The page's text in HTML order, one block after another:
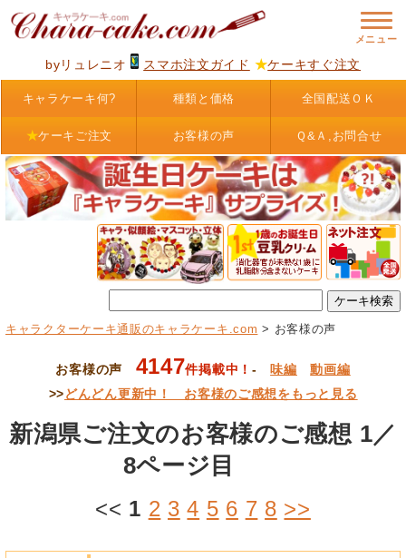
byリュレニオ スマホ注文ガイド ★ケーキすぐ注文
キャラケーキ何? 種類と価格 全国配送ＯＫ
★ケーキご注文 お客様の声 Ｑ&Ａ,お問合せ
キャラクターケーキ通販のキャラケーキ.com > お客様の声
お客様の声 4147件掲載中！ - 味編
動画編
>>どんどん更新中！ お客様のご感想をもっと見る
新潟県ご注文のお客様のご感想 1／
8ページ目
<< 1 2 3 4 5 6 7 8 >>